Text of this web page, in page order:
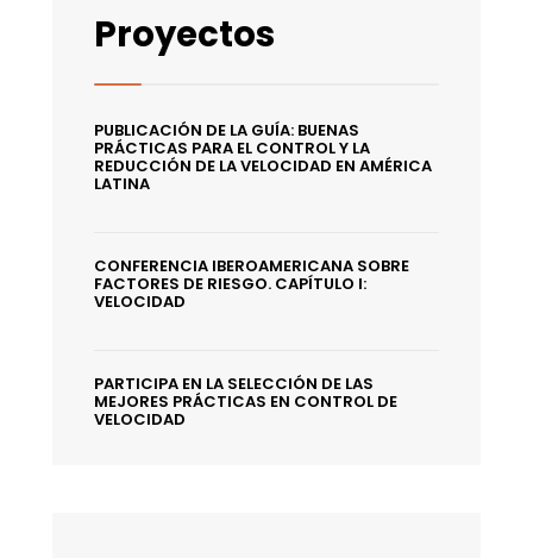
Proyectos
PUBLICACIÓN DE LA GUÍA: BUENAS
PRÁCTICAS PARA EL CONTROL Y LA
REDUCCIÓN DE LA VELOCIDAD EN AMÉRICA
LATINA
CONFERENCIA IBEROAMERICANA SOBRE
FACTORES DE RIESGO. CAPÍTULO I:
VELOCIDAD
PARTICIPA EN LA SELECCIÓN DE LAS
MEJORES PRÁCTICAS EN CONTROL DE
VELOCIDAD